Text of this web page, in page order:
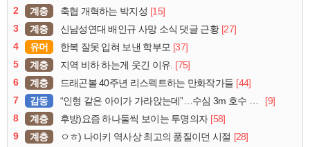
2
계층 축협 개혁하는 박지성 [15]
3
계층 신남성연대 배인규 사망 소식 댓글 근황 [27]
4
유머 한복 잘못 입혀 보낸 학부모 [37]
5
계층 지역 비하 하는게 웃긴 이유. [75]
6
계층 드래곤볼 40주년 리스펙트하는 만화작가들 [44]
7
감동 “인형 같은 아이가 가라앉는데”…수심 3m 호수 뛰어든 60대 의인
[9]
8
계층 후방)요즘 하나둘씩 보이는 투명의자 [58]
9
계층 ㅇㅎ) 나이키 역사상 최고의 품질이던 시절 [28]